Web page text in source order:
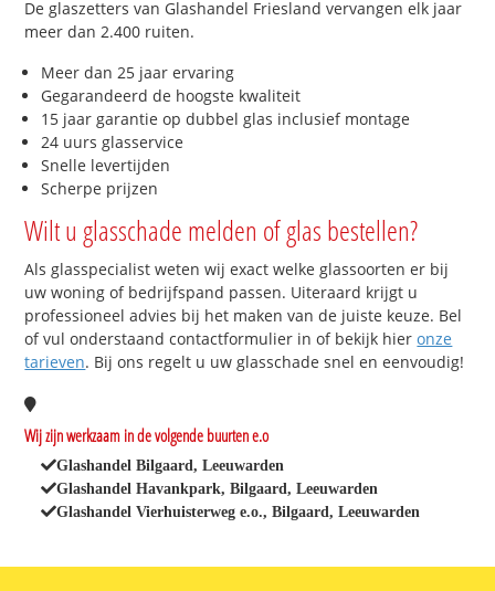
De glaszetters van Glashandel Friesland vervangen elk jaar
meer dan 2.400 ruiten.
Meer dan 25 jaar ervaring
Gegarandeerd de hoogste kwaliteit
15 jaar garantie op dubbel glas inclusief montage
24 uurs glasservice
Snelle levertijden
Scherpe prijzen
Wilt u glasschade melden of glas bestellen?
Als glasspecialist weten wij exact welke glassoorten er bij
uw woning of bedrijfspand passen. Uiteraard krijgt u
professioneel advies bij het maken van de juiste keuze. Bel
of vul onderstaand contactformulier in of bekijk hieronze
tarieven. Bij ons regelt u uw glasschade snel en eenvoudig!
Wij zijn werkzaam in de volgende buurten e.o
Glashandel Bilgaard, Leeuwarden
Glashandel Havankpark, Bilgaard, Leeuwarden
Glashandel Vierhuisterweg e.o., Bilgaard, Leeuwarden